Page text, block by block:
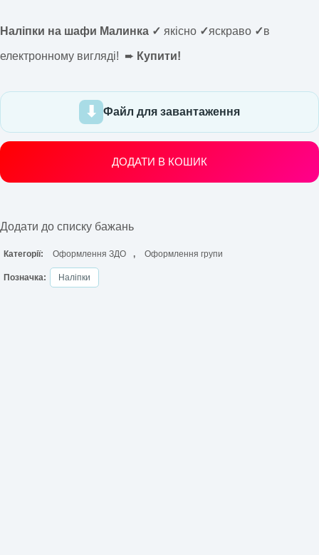
Наліпки на шафи Малинка ✓ якісно ✓яскраво ✓в
електронному вигляді! ➨ Купити!
Файл для завантаження
ДОДАТИ В КОШИК
Додати до списку бажань
Категорії: Оформлення ЗДО , Оформлення групи
Позначка: Наліпки